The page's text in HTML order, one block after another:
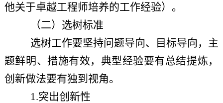
他关于卓越工程师培养的工作经验）。
（二）选树标准
选树工作要坚持问题导向、目标导向，主
题鲜明、措施有效，典型经验要有总结提炼，
创新做法要有独到视角。
1.突出创新性